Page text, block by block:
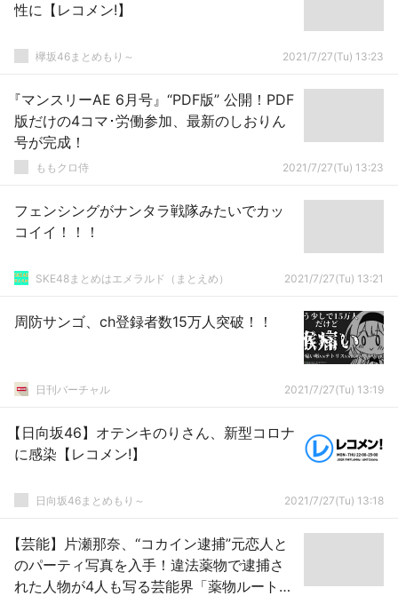
性に【レコメン!】
欅坂46まとめもり～ 2021/7/27(Tu) 13:23
『マンスリーAE 6月号』“PDF版” 公開！PDF
版だけの4コマ･労働参加、最新のしおりん
号が完成！
ももクロ侍 2021/7/27(Tu) 13:23
フェンシングがナンタラ戦隊みたいでカッ
コイイ！！！
SKE48まとめはエメラルド（まとえめ） 2021/7/27(Tu) 13:21
周防サンゴ、ch登録者数15万人突破！！
日刊バーチャル 2021/7/27(Tu) 13:19
【日向坂46】オテンキのりさん、新型コロナ
に感染【レコメン!】
日向坂46まとめもり～ 2021/7/27(Tu) 13:18
【芸能】片瀬那奈、“コカイン逮捕”元恋人と
のパーティ写真を入手！違法薬物で逮捕さ
れた人物が4人も写る芸能界「薬物ルート」